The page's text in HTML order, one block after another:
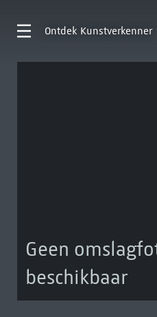
Ontdek Kunstverkenner
Geen
beschikbaar